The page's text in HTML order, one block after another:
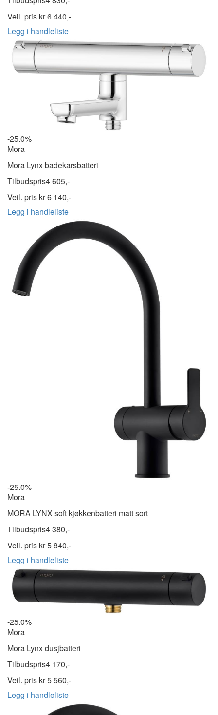
Veil. pris kr6 440,-
Legg i handleliste
-25.0%
Mora
Mora Lynx badekarsbatteri
Tilbudspris4 605,-
Veil. pris kr6 140,-
Legg i handleliste
-25.0%
Mora
MORA LYNX soft kjøkkenbatteri matt sort
Tilbudspris4 380,-
Veil. pris kr5 840,-
Legg i handleliste
-25.0%
Mora
Mora Lynx dusjbatteri
Tilbudspris4 170,-
Veil. pris kr5 560,-
Legg i handleliste